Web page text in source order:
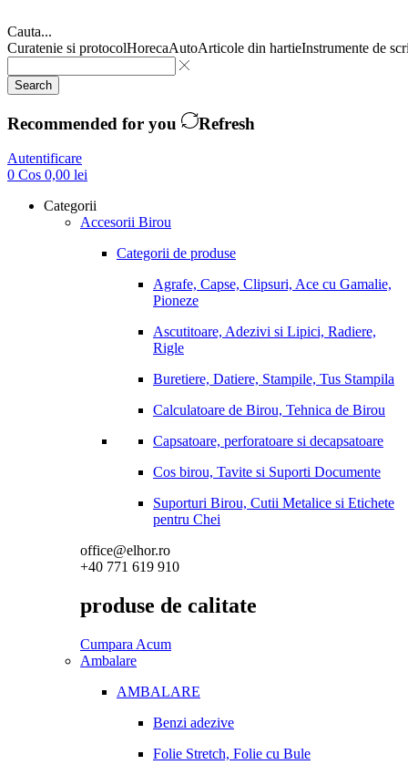
Cauta...
Curatenie si protocolHorecaAutoArticole din hartieInstrumente de
Search
Recommended for you Refresh
Autentificare
0 Cos 0,00 lei
Categorii
Accesorii Birou
Categorii de produse
Agrafe, Capse, Clipsuri, Ace cu Gamalie,
Pioneze
Ascutitoare, Adezivi si Lipici, Radiere,
Rigle
Buretiere, Datiere, Stampile, Tus Stampila
Calculatoare de Birou, Tehnica de Birou
Capsatoare, perforatoare si decapsatoare
Cos birou, Tavite si Suporti Documente
Suporturi Birou, Cutii Metalice si Etichete
pentru Chei
office@elhor.ro
+40 771 619 910
produse de calitate
Cumpara Acum
Ambalare
AMBALARE
Benzi adezive
Folie Stretch, Folie cu Bule